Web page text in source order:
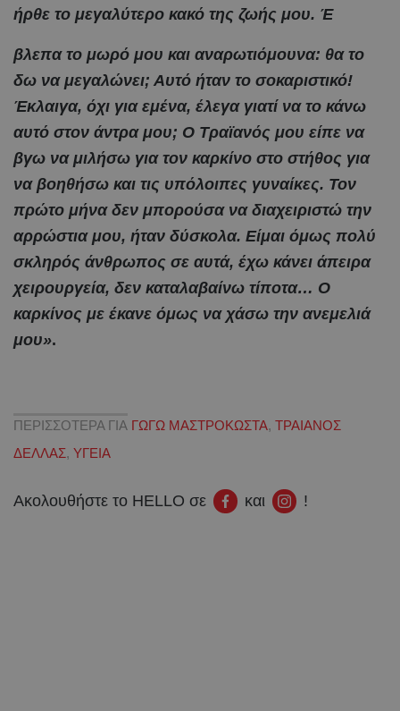
ήρθε το μεγαλύτερο κακό της ζωής μου. Έ
βλεπα το μωρό μου και αναρωτιόμουνα: θα το
δω να μεγαλώνει; Αυτό ήταν το σοκαριστικό!
Έκλαιγα, όχι για εμένα, έλεγα γιατί να το κάνω
αυτό στον άντρα μου; Ο Τραϊανός μου είπε να
βγω να μιλήσω για τον καρκίνο στο στήθος για
να βοηθήσω και τις υπόλοιπες γυναίκες. Τον
πρώτο μήνα δεν μπορούσα να διαχειριστώ την
αρρώστια μου, ήταν δύσκολα. Είμαι όμως πολύ
σκληρός άνθρωπος σε αυτά, έχω κάνει άπειρα
χειρουργεία, δεν καταλαβαίνω τίποτα… Ο
καρκίνος με έκανε όμως να χάσω την ανεμελιά
μου».
ΠΕΡΙΣΣΟΤΕΡΑ ΓΙΑ ΓΩΓΩ ΜΑΣΤΡΟΚΩΣΤΑ, ΤΡΑΙΑΝΟΣ
ΔΕΛΛΑΣ, ΥΓΕΙΑ
Ακολουθήστε το HELLO σε και !